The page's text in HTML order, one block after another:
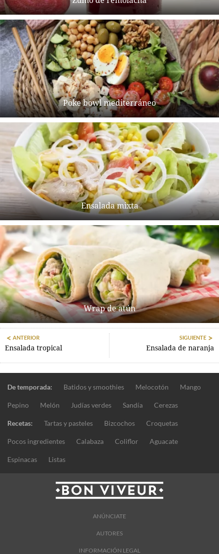
Poke bowl mediterráneo
Ensalada mixta
Wrap de atún
ANTERIOR
Ensalada tropical
SIGUIENTE
Ensalada de naranja
De temporada: Batidos y smoothies Melocotón Mango
Pepino Melón Judías verdes Sandía Cerezas
Recetas: Tartas y pasteles Bizcochos Croquetas
Pocos ingredientes Calabaza Coliflor Aguacate
Espinacas Listas
ANÚNCIATE
AUTORES
INFORMACIÓN LEGAL